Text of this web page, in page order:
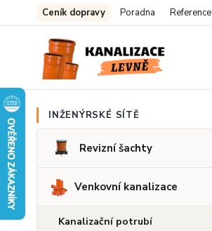
Ceník dopravy Poradna Reference
INŽENÝRSKÉ SÍTĚ
Revizní šachty
Venkovní kanalizace
Kanalizační potrubí